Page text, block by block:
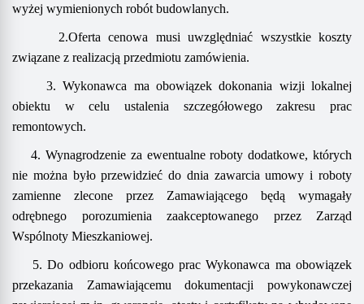
wyżej wymienionych robót budowlanych.
2.Oferta cenowa musi uwzględniać wszystkie koszty
związane z realizacją przedmiotu zamówienia.
3. Wykonawca ma obowiązek dokonania wizji lokalnej
obiektu w celu ustalenia szczegółowego zakresu prac
remontowych.
4. Wynagrodzenie za ewentualne roboty dodatkowe, których
nie można było przewidzieć do dnia zawarcia umowy i roboty
zamienne zlecone przez Zamawiającego będą wymagały
odrębnego porozumienia zaakceptowanego przez Zarząd
Wspólnoty Mieszkaniowej.
5. Do odbioru końcowego prac Wykonawca ma obowiązek
przekazania Zamawiającemu dokumentacji powykonawczej